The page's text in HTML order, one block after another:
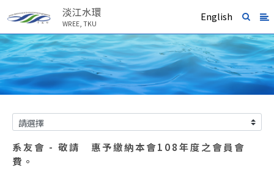
淡江水環
WREE, TKU
English
系友會 - 敬請 惠予繳納本會108年度之會員會
費。